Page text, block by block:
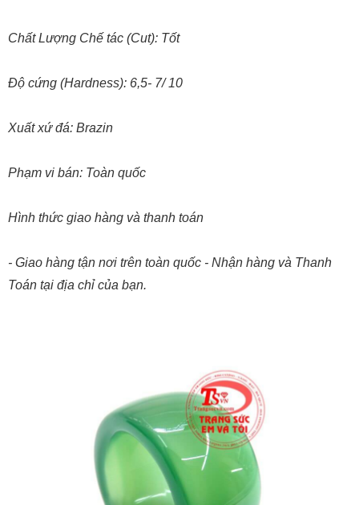
Chất Lượng Chế tác (Cut): Tốt
Độ cứng (Hardness): 6,5- 7/ 10
Xuất xứ đá: Brazin
Phạm vi bán: Toàn quốc
Hình thức giao hàng và thanh toán
- Giao hàng tận nơi trên toàn quốc - Nhận hàng và Thanh
Toán tại địa chỉ của bạn.